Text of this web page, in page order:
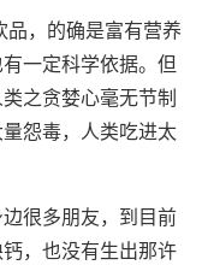
，的确是富有营养
一定科学依据。但
之贪婪心毫无节制
怨毒，人类吃进太
很多朋友，到目前
，也没有生出那许